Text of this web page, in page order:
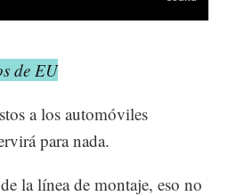
de EU
a los automóviles
para nada.
la línea de montaje, eso no